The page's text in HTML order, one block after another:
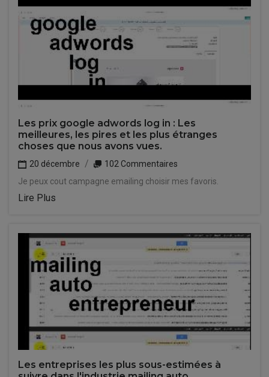
Les prix google adwords log in : Les
meilleures, les pires et les plus étranges
choses que nous avons vues.
20 décembre
102 Commentaires
Je peux cout campagne emailing choisir mes favoris.
Lire Plus
Les entreprises les plus sous-estimées à